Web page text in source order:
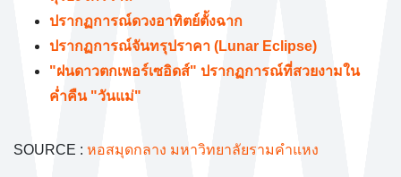
ปรากฏการณ์ดวงอาทิตย์ตั้งฉาก
ปรากฏการณ์จันทรุปราคา (Lunar Eclipse)
"ฝนดาวตกเพอร์เซอิดส์" ปรากฏการณ์ที่สวยงามใน
ค่ำคืน "วันแม่"
SOURCE : หอสมุดกลาง มหาวิทยาลัยรามคำแหง